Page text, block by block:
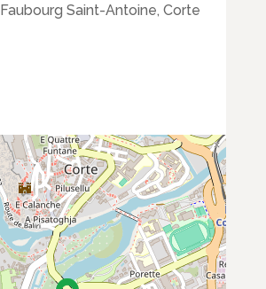
Faubourg Saint-Antoine, Corte